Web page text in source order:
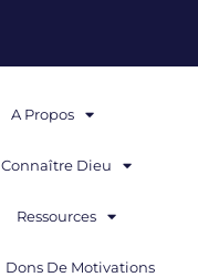
A Propos
Connaître Dieu
Ressources
Dons De Motivations